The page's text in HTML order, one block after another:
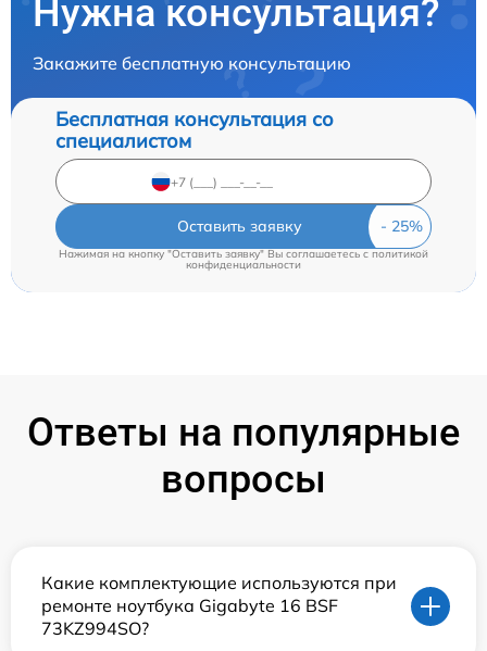
Нужна консультация?
Закажите бесплатную консультацию
Бесплатная консультация со
специалистом
Оставить заявку
Нажимая на кнопку "Оставить заявку" Вы соглашаетесь cполитикой
конфиденциальности
Ответы на популярные
вопросы
Какие комплектующие используются при
ремонте ноутбука Gigabyte 16 BSF
73KZ994SO?